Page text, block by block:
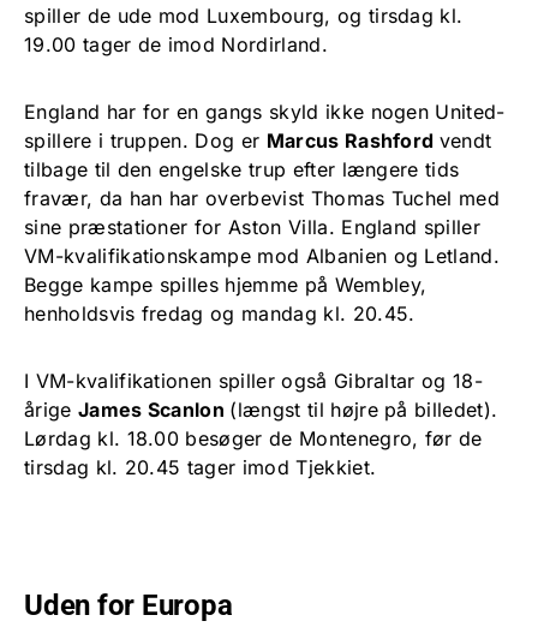
spiller de ude mod Luxembourg, og tirsdag kl.
19.00 tager de imod Nordirland.
England har for en gangs skyld ikke nogen United-
spillere i truppen. Dog er Marcus Rashford vendt
tilbage til den engelske trup efter længere tids
fravær, da han har overbevist Thomas Tuchel med
sine præstationer for Aston Villa. England spiller
VM-kvalifikationskampe mod Albanien og Letland.
Begge kampe spilles hjemme på Wembley,
henholdsvis fredag og mandag kl. 20.45.
I VM-kvalifikationen spiller også Gibraltar og 18-
årige James Scanlon (længst til højre på billedet).
Lørdag kl. 18.00 besøger de Montenegro, før de
tirsdag kl. 20.45 tager imod Tjekkiet.
Uden for Europa